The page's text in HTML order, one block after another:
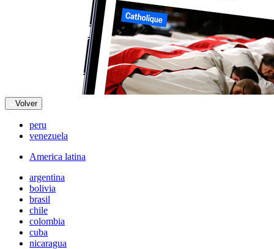
Volver
peru
venezuela
America latina
argentina
bolivia
brasil
chile
colombia
cuba
nicaragua